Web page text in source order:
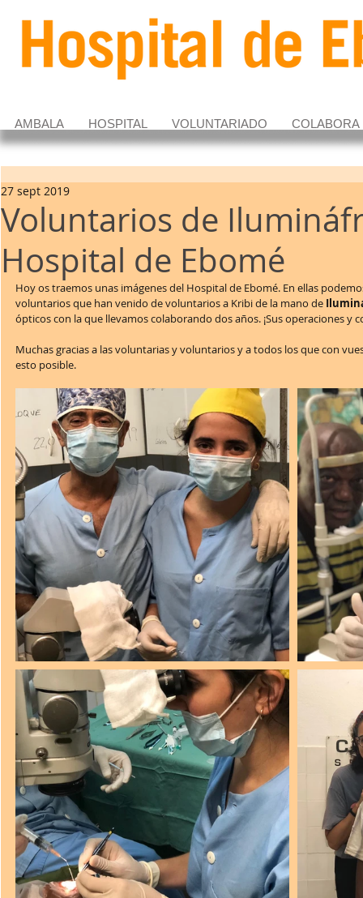
AMBALA HOSPITAL VOLUNTARIADO COLABORA
Voluntarios de
Hospital de Ebomé
27 sept 2019
Hoy os traemos unas imágenes del Hospital de Ebomé. En ellas
voluntarios que han venido de voluntarios a Kribi de la mano de
ópticos con la que llevamos colaborando dos años. ¡Sus operaciones
Muchas gracias a las voluntarias y voluntarios y a todos los que con
esto posible.